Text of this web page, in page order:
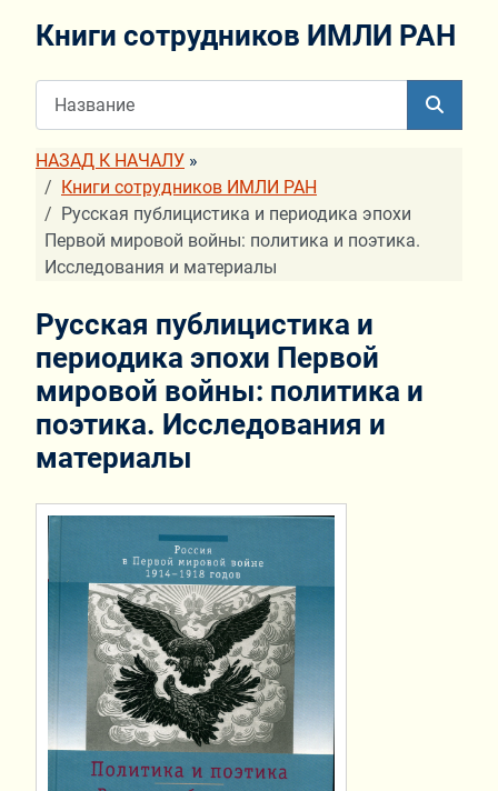
Книги сотрудников ИМЛИ РАН
НАЗАД К НАЧАЛУ »
Книги сотрудников ИМЛИ РАН
Русская публицистика и периодика эпохи
Первой мировой войны: политика и поэтика.
Исследования и материалы
Русская публицистика и
периодика эпохи Первой
мировой войны: политика и
поэтика. Исследования и
материалы